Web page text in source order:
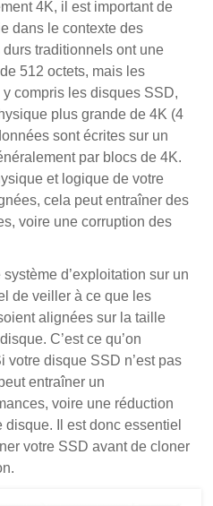
4K, il est important de
dans le contexte des
traditionnels ont une
512 octets, mais les
compris les disques SSD,
plus grande de 4K (4
sont écrites sur un
par blocs de 4K.
et logique de votre
cela peut entraîner des
voire une corruption des
d’exploitation sur un
de veiller à ce que les
alignées sur la taille
C’est ce qu’on
votre disque SSD n’est pas
entraîner un
voire une réduction
Il est donc essentiel
votre SSD avant de cloner